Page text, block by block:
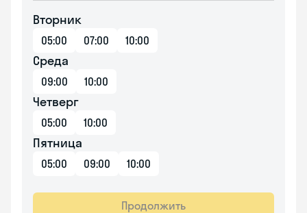
Вторник
05:00 07:00 10:00
Среда
09:00 10:00
Четверг
05:00 10:00
Пятница
05:00 09:00 10:00
Продолжить